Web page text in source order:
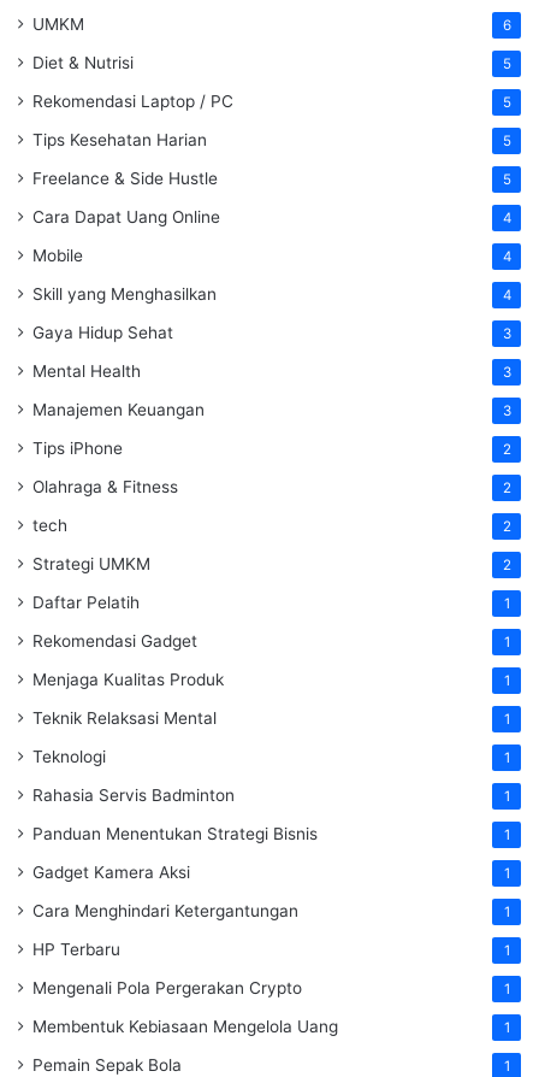
UMKM 6
Diet & Nutrisi 5
Rekomendasi Laptop / PC 5
Tips Kesehatan Harian 5
Freelance & Side Hustle 5
Cara Dapat Uang Online 4
Mobile 4
Skill yang Menghasilkan 4
Gaya Hidup Sehat 3
Mental Health 3
Manajemen Keuangan 3
Tips iPhone 2
Olahraga & Fitness 2
tech 2
Strategi UMKM 2
Daftar Pelatih 1
Rekomendasi Gadget 1
Menjaga Kualitas Produk 1
Teknik Relaksasi Mental 1
Teknologi 1
Rahasia Servis Badminton 1
Panduan Menentukan Strategi Bisnis 1
Gadget Kamera Aksi 1
Cara Menghindari Ketergantungan 1
HP Terbaru 1
Mengenali Pola Pergerakan Crypto 1
Membentuk Kebiasaan Mengelola Uang 1
Pemain Sepak Bola 1